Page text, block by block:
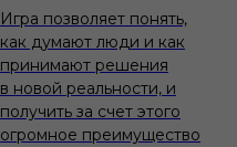
Игра позволяет понять,
как думают люди и как
принимают решения
в новой реальности, и
получить за счет этого
огромное преимущество